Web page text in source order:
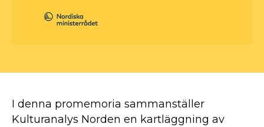
I denna promemoria sammanställer
Kulturanalys Norden en kartläggning av